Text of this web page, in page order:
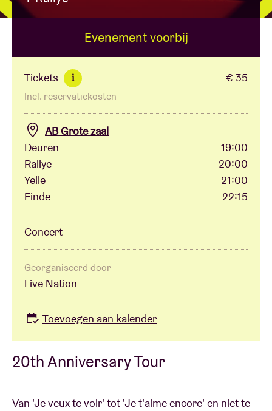
BRDCST
ABtv
Concertcheque
Over AB
Contact
20th Anniversary Tour
Van 'Je veux te voir' tot 'Je t'aime encore' en niet te
Evenement voorbij
Tickets i € 35
Incl. reservatiekosten
AB Grote zaal
Deuren
19:00
Rallye
20:00
Yelle
21:00
Einde
22:15
Concert
Georganiseerd door
Live Nation
Toevoegen aan kalender